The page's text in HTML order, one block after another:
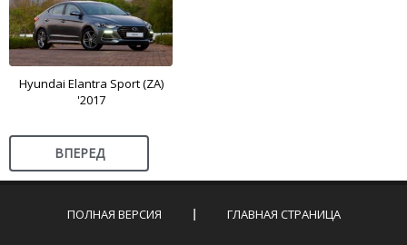
Hyundai Elantra Sport (ZA)
'2017
ВПЕРЕД
ПОЛНАЯ ВЕРСИЯ ГЛАВНАЯ СТРАНИЦА